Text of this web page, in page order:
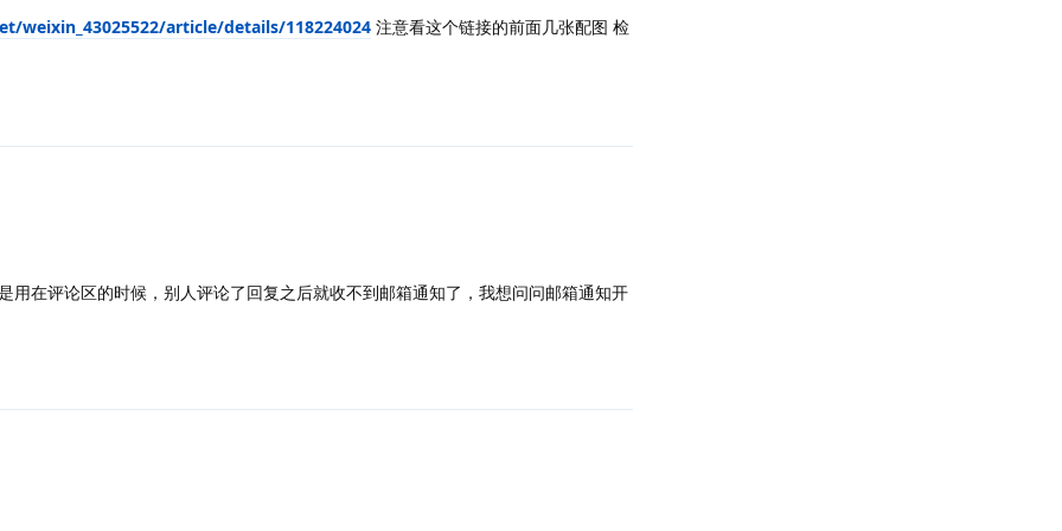
weixin_43025522/article/details/118224024 注意看这个链接的前面几张配图 检
用在评论区的时候，别人评论了回复之后就收不到邮箱通知了，我想问问邮箱通知开